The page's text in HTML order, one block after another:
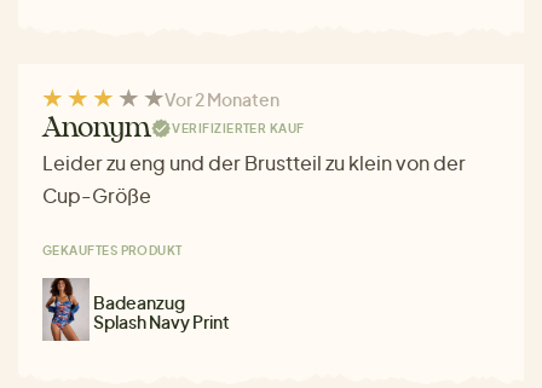
Vor 2 Monaten
Anonym VERIFIZIERTER KAUF
Leider zu eng und der Brustteil zu klein von der
Cup-Größe
GEKAUFTES PRODUKT
Badeanzug
Splash Navy Print